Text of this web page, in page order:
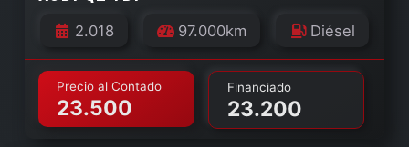
2.018 97.000km Diésel
Precio al Contado
23.500
Financiado
23.200